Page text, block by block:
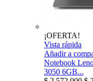
¡OFERTA!
Vista rápida
Añadir a
Notebook
3050 6GB...